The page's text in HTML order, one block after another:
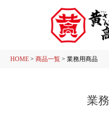
HOME 商品一覧 業務用商品
業